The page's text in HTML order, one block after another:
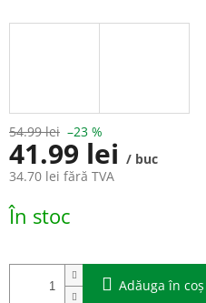
54.99 lei –23 %
41.99 lei / buc
34.70 lei fără TVA
Evaluare
preţ:
În stoc
Adăuga în coş